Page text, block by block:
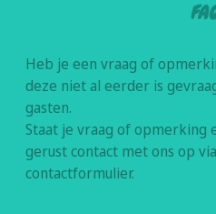
Heb je een vraag of
deze niet al eerder is
gasten.
Staat je vraag of opmerking
gerust contact met ons op
contactformulier.